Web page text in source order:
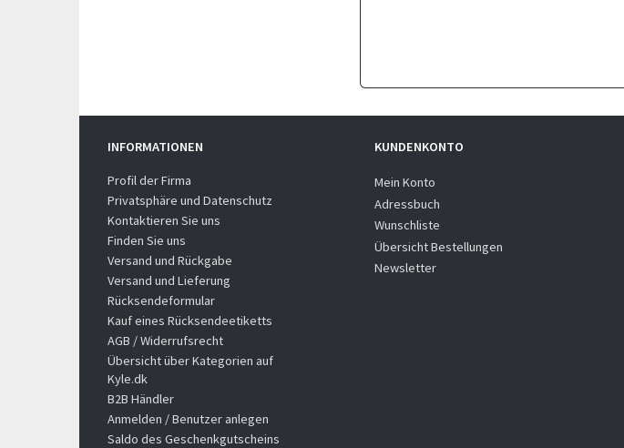
INFORMATIONEN
Profil der Firma
Privatsphäre und Datenschutz
Kontaktieren Sie uns
Finden Sie uns
Versand und Rückgabe
Versand und Lieferung
Rücksendeformular
Kauf eines Rücksendeetiketts
AGB / Widerrufsrecht
Übersicht über Kategorien auf
Kyle.dk
B2B Händler
Anmelden / Benutzer anlegen
Saldo des Geschenkgutscheins
KUNDENKONTO
Mein Konto
Adressbuch
Wunschliste
Übersicht Bestellungen
Newsletter